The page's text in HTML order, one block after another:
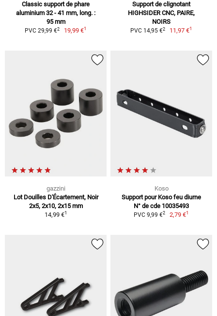
Classic support de phare
aluminium 32 - 41 mm, long. :
95 mm
PVC 29,99 €2 19,99 €1
Support de clignotant
HIGHSIDER CNC, PAIRE,
NOIRS
PVC 14,95 €2 11,97 €1
gazzini
Lot Douilles D'Écartement, Noir
2x5, 2x10, 2x15 mm
14,99 €1
Koso
Support pour Koso feu diurne
N° de cde 10035493
PVC 9,99 €2 2,79 €1